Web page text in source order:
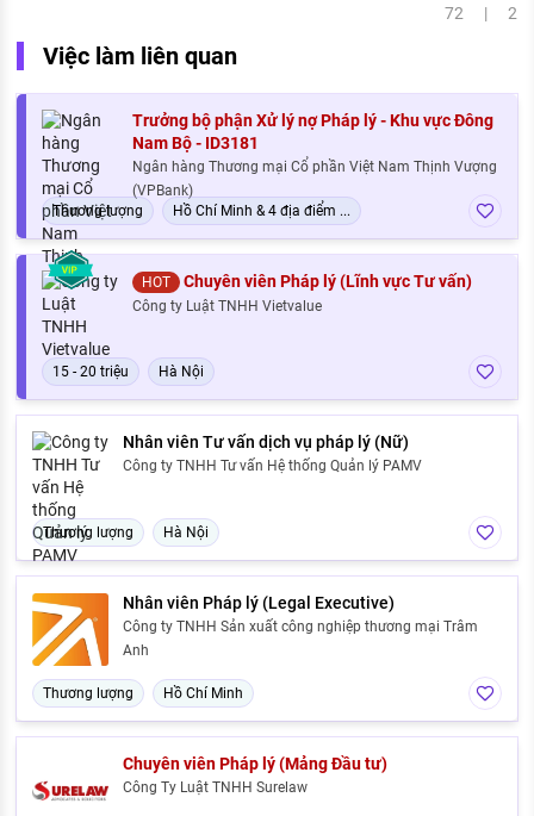
72 | 2
Việc làm liên quan
Trưởng bộ phận Xử lý nợ Pháp lý - Khu vực Đông
Nam Bộ - ID3181
Ngân hàng Thương mại Cổ phần Việt Nam Thịnh Vượng
(VPBank)
Thương lượng
Hồ Chí Minh & 4 địa điểm ...
HOT Chuyên viên Pháp lý (Lĩnh vực Tư vấn)
Công ty Luật TNHH Vietvalue
15 - 20 triệu Hà Nội
Nhân viên Tư vấn dịch vụ pháp lý (Nữ)
Công ty TNHH Tư vấn Hệ thống Quản lý PAMV
Thương lượng Hà Nội
Nhân viên Pháp lý (Legal Executive)
Công ty TNHH Sản xuất công nghiệp thương mại Trâm
Anh
Thương lượng Hồ Chí Minh
Chuyên viên Pháp lý (Mảng Đầu tư)
Công Ty Luật TNHH Surelaw